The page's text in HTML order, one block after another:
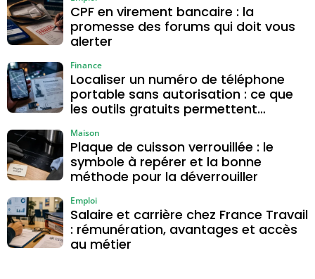
et programmable
?
CPF en virement bancaire : la
promesse des forums qui doit vous
alerter
Localiser un numéro de téléphone
portable sans autorisation : ce que
les outils gratuits permettent
Finance
Plaque de cuisson verrouillée : le
symbole à repérer et la bonne
méthode pour la déverrouiller
Maison
Salaire et carrière chez France Travail
: rémunération, avantages et accès
au métier
Emploi